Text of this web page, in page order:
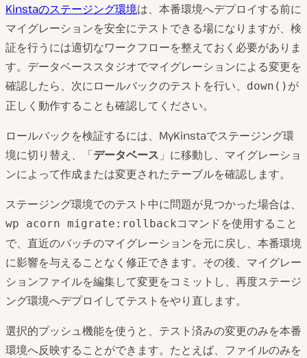
Kinstaのステージング環境は、本番環境へデプロイする前に
マイグレーションを安全にテストできる場になりますが、検
証を行うには適切なワークフローを整えておく必要がありま
す。データベーススタジオでマイグレーションによる変更を
確認したら、次にロールバックのテストを行い、
down() が
正しく動作することも確認してください。
ロールバックを検証するには、MyKinstaでステージング環
境に切り替え、「データベース 」に移動し、マイグレーショ
ンによって作成または変更されたテーブルを確認します。
ステージング環境でのテスト中に問題が見つかった場合は、
wp acorn migrate:rollbackコマンドを使用すること
で、直近のバッチのマイグレーションを元に戻し、本番環境
に影響を与えることなく修正できます。その後、マイグレー
ションファイルを編集して変更をコミットし、再度ステージ
ング環境へデプロイしてテストをやり直します。
選択的プッシュ機能を使うと、テスト済みの変更のみを本番
環境へ反映することができます。たとえば、ファイルのみを